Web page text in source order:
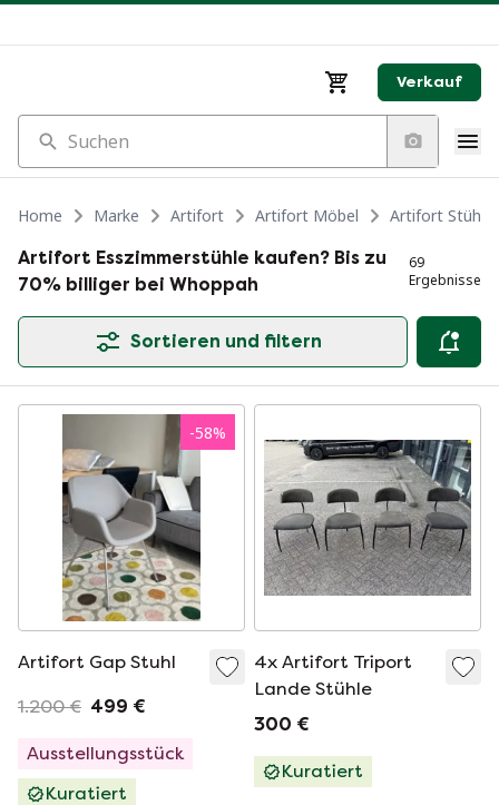
Verkauf
Suchen
Home Marke Artifort Artifort Möbel
Artifort Stühle
Artifort Esszimmerstühle kaufen? Bis zu
70% billiger bei Whoppah
69
Ergebnisse
Sortieren und filtern
-58%
Artifort Gap Stuhl
1.200 € 499 €
Ausstellungsstück
Kuratiert
4x Artifort Triport
Lande Stühle
300 €
Kuratiert